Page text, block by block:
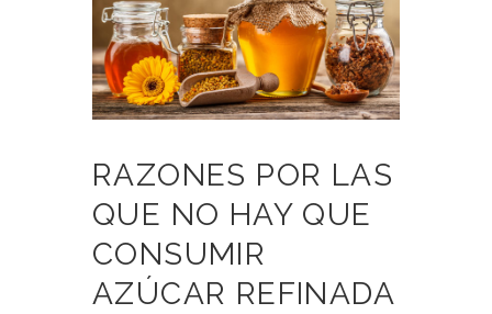
RAZONES POR LAS
QUE NO HAY QUE
CONSUMIR
AZÚCAR REFINADA